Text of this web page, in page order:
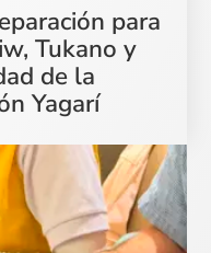
para
Tukano y
de la
Yagarí